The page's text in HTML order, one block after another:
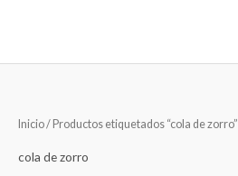
Inicio/ Productos etiquetados “cola de zorro”
cola de zorro